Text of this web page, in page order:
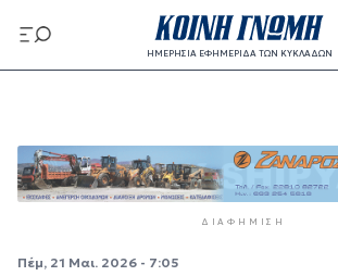
Παράκαμψη προς το κυρίως περιεχόμενο
ΗΜΕΡΗΣΙΑ ΕΦΗΜΕΡΙΔΑ ΤΩΝ ΚΥΚΛΑΔΩΝ
ΔΙΑΦΉΜΙΣΗ
Πέμ, 21 Μαι. 2026 - 7:05